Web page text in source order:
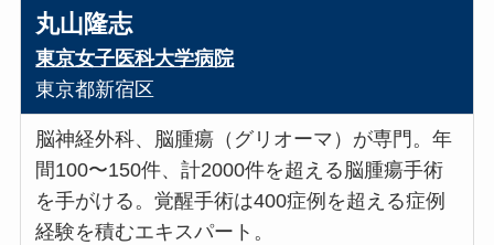
丸山隆志
東京女子医科大学病院
東京都新宿区
脳神経外科、脳腫瘍（グリオーマ）が専門。年
間100〜150件、計2000件を超える脳腫瘍手術
を手がける。覚醒手術は400症例を超える症例
経験を積むエキスパート。